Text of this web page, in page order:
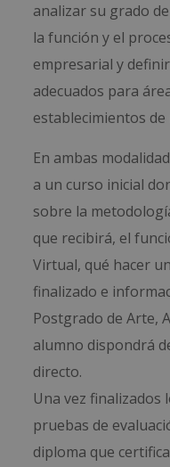
analizar su grado
la función y el
empresarial y
adecuados para
establecimientos
En ambas
a un curso inicial
sobre la
que recibirá, el
Virtual, qué hacer
finalizado e
Postgrado de Arte,
alumno dispondrá
directo.
Una vez finalizados
pruebas de
diploma que certifica